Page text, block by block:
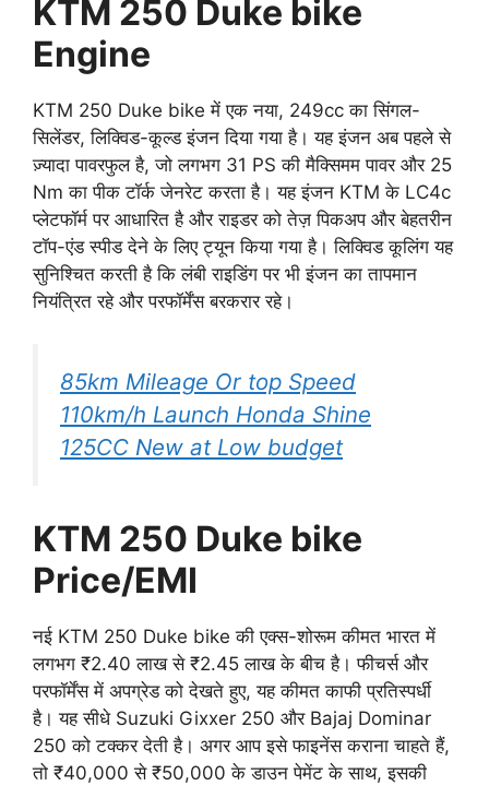
KTM 250 Duke bike
Engine
KTM 250 Duke bike में एक नया, 249cc का सिंगल-
सिलेंडर, लिक्विड-कूल्ड इंजन दिया गया है। यह इंजन अब पहले से
ज़्यादा पावरफुल है, जो लगभग 31 PS की मैक्सिमम पावर और 25
Nm का पीक टॉर्क जेनरेट करता है। यह इंजन KTM के LC4c
प्लेटफॉर्म पर आधारित है और राइडर को तेज़ पिकअप और बेहतरीन
टॉप-एंड स्पीड देने के लिए ट्यून किया गया है। लिक्विड कूलिंग यह
सुनिश्चित करती है कि लंबी राइडिंग पर भी इंजन का तापमान
नियंत्रित रहे और परफॉर्मेंस बरकरार रहे।
85km Mileage Or top Speed
110km/h Launch Honda Shine
125CC New at Low budget
KTM 250 Duke bike
Price/EMI
नई KTM 250 Duke bike की एक्स-शोरूम कीमत भारत में
लगभग ₹2.40 लाख से ₹2.45 लाख के बीच है। फीचर्स और
परफॉर्मेंस में अपग्रेड को देखते हुए, यह कीमत काफी प्रतिस्पर्धी
है। यह सीधे Suzuki Gixxer 250 और Bajaj Dominar
250 को टक्कर देती है। अगर आप इसे फाइनेंस कराना चाहते हैं,
तो ₹40,000 से ₹50,000 के डाउन पेमेंट के साथ, इसकी